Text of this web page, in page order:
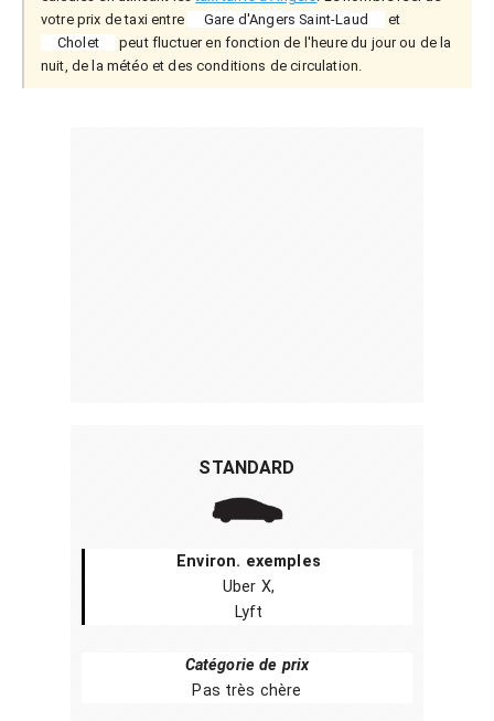
votre prix de taxi entre
Gare d'Angers Saint-Laud
et
Cholet
peut fluctuer en fonction de l'heure du jour ou de la
nuit, de la météo et des conditions de circulation.
STANDARD
Environ. exemples
Uber X,
Lyft
Catégorie de prix
Pas très chère